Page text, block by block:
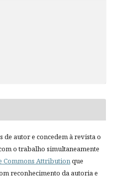
de autor e concedem à revista o
o trabalho simultaneamente
Commons Attributionque
reconhecimento da autoria e